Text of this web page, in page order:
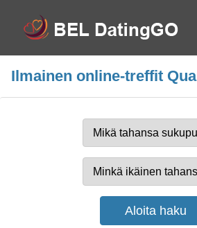
Ilmainen online-treffit